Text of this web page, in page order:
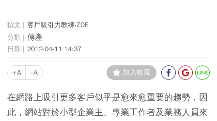
客戶吸引力教練-ZOE
傳產
2012-04-11 14:37
+A -A 加入收藏
在網路上吸引更多客戶似乎是愈來愈重要的趨勢，因
此，網站對於小型企業主、專業工作者及業務人員來